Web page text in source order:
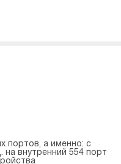
портов, а именно: с
на внутренний 554 порт